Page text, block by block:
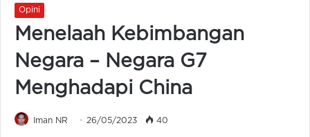
Opini
Menelaah Kebimbangan
Negara – Negara G7
Menghadapi China
Iman NR 26/05/2023 40